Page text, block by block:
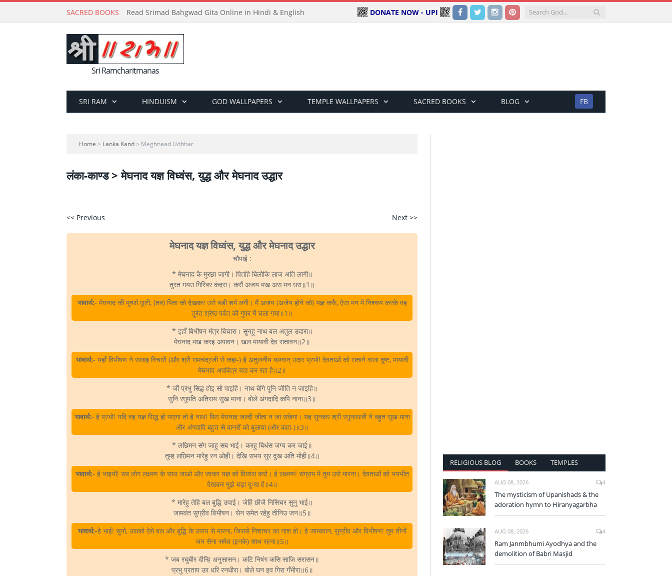
SACRED BOOKS Read Srimad Bahgwad Gita Online in Hindi & English Facebook
TwitterInstagramPinterest
DONATE NOW - UPI
Sri Ramcharitmanas
SRI RAM HINDUISM GOD WALLPAPERS TEMPLE WALLPAPERS SACRED BOOKS BLOG FB
Home > Lanka Kand> Meghnaad Udhhar
लंका-काण्ड > मेघनाद यज्ञ विध्वंस, युद्ध और मेघनाद उद्धार
<< Previous Next >>
मेघनाद यज्ञ विध्वंस, युद्ध और मेघनाद उद्धार
चौपाई :
* मेघनाद कै मुरछा जागी। पितहि बिलोकि लाज अति लागी॥
तुरत गयउ गिरिबर कंदरा। करौं अजय मख अस मन धरा॥1॥
भावार्थ:- मेघनाद की मूर्च्छा छूटी, (तब) पिता को देखकर उसे बड़ी शर्म लगी। मैं अजय (अजेय होने को) यज्ञ करूँ, ऐसा मन में निश्चय करके वह
तुरंत श्रेष्ठ पर्वत की गुफा में चला गया॥1॥
* इहाँ बिभीषन मंत्र बिचारा। सुनहु नाथ बल अतुल उदारा॥
मेघनाद मख करइ अपावन। खल मायावी देव सतावन॥2॥
भावार्थ:- यहाँ विभीषण ने सलाह विचारी (और श्री रामचंद्रजी से कहा-) हे अतुलनीय बलवान्‌ उदार प्रभो! देवताओं को सताने वाला दुष्ट, मायावी
मेघनाद अपवित्र यज्ञ कर रहा है॥2॥
* जौं प्रभु सिद्ध होइ सो पाइहि। नाथ बेगि पुनि जीति न जाइहि॥
सुनि रघुपति अतिसय सुख माना। बोले अंगदादि कपि नाना॥3॥
भावार्थ:- हे प्रभो! यदि वह यज्ञ सिद्ध हो पाएगा तो हे नाथ! फिर मेघनाद जल्दी जीता न जा सकेगा। यह सुनकर श्री रघुनाथजी ने बहुत सुख माना
और अंगदादि बहुत से वानरों को बुलाया (और कहा-)॥3॥
* लछिमन संग जाहु सब भाई। करहु बिधंस जग्य कर जाई॥
तुम्ह लछिमन मारेहु रन ओही। देखि सभय सुर दुख अति मोही॥4॥
भावार्थ:- हे भाइयों! सब लोग लक्ष्मण के साथ जाओ और जाकर यज्ञ को विध्वंस करो। हे लक्ष्मण! संग्राम में तुम उसे मारना। देवताओं को भयभीत
देखकर मुझे बड़ा दुःख है॥4॥
* मारेहु तेहि बल बुद्धि उपाई। जेहिं छीजै निसिचर सुनु भाई॥
जामवंत सुग्रीव बिभीषन। सेन समेत रहेहु तीनिउ जन॥5॥
भावार्थ:-हे भाई! सुनो, उसको ऐसे बल और बुद्धि के उपाय से मारना, जिससे निशाचर का नाश हो। हे जाम्बवान, सुग्रीव और विभीषण! तुम तीनों
जन सेना समेत (इनके) साथ रहना॥5॥
* जब रघुबीर दीन्हि अनुसासन। कटि निषंग कसि साजि सरासन॥
प्रभु प्रताप उर धरि रनधीरा। बोले घन इव गिरा गँभीरा॥6॥
RELIGIOUS BLOG BOOKS TEMPLES
AUG 08, 2026 4
The mysticism of Upanishads & the
adoration hymn to Hiranyagarbha
AUG 08, 2026 4
Ram Janmbhumi Ayodhya and the
demolition of Babri Masjid